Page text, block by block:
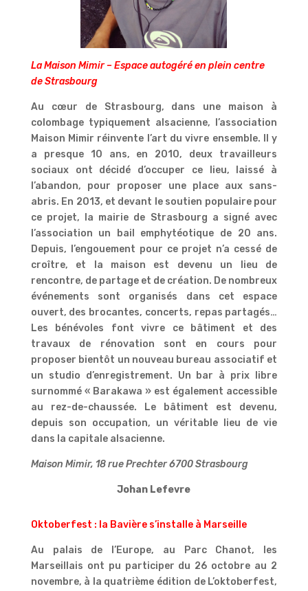
La Maison Mimir – Espace autogéré en plein centre
de Strasbourg
Au cœur de Strasbourg, dans une maison à
colombage typiquement alsacienne, l’association
Maison Mimir réinvente l’art du vivre ensemble. Il y
a presque 10 ans, en 2010, deux travailleurs
sociaux ont décidé d’occuper ce lieu, laissé à
l’abandon, pour proposer une place aux sans-
abris. En 2013, et devant le soutien populaire pour
ce projet, la mairie de Strasbourg a signé avec
l’association un bail emphytéotique de 20 ans.
Depuis, l’engouement pour ce projet n’a cessé de
croître, et la maison est devenu un lieu de
rencontre, de partage et de création. De nombreux
événements sont organisés dans cet espace
ouvert, des brocantes, concerts, repas partagés…
Les bénévoles font vivre ce bâtiment et des
travaux de rénovation sont en cours pour
proposer bientôt un nouveau bureau associatif et
un studio d’enregistrement. Un bar à prix libre
surnommé « Barakawa » est également accessible
au rez-de-chaussée. Le bâtiment est devenu,
depuis son occupation, un véritable lieu de vie
dans la capitale alsacienne.
Maison Mimir, 18 rue Prechter 6700 Strasbourg
Johan Lefevre
Oktoberfest : la Bavière s’installe à Marseille
Au palais de l’Europe, au Parc Chanot, les
Marseillais ont pu participer du 26 octobre au 2
novembre, à la quatrième édition de L’oktoberfest,